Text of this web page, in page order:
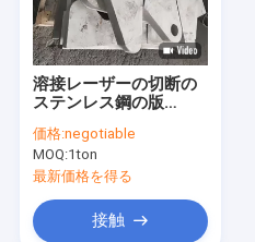
溶接レーザーの切断の
ステンレス鋼の版
100mm
価格:negotiable
MOQ:1ton
最新価格を得る
接触